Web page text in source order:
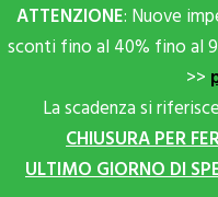
ATTENZIONE: Nuove
sconti fino al 40% fino al 9
>>
La scadenza si
CHIUSURA PER
ULTIMO GIORNO DI